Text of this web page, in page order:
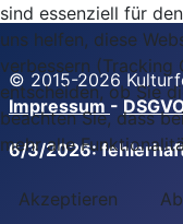
© 2015-2026
Impressum -
6/3/2026:
sind essenziell für
uns helfen, diese
verbessern (Tracking
entscheiden, ob Sie
beachten Sie, dass
mehr alle
Akzeptieren